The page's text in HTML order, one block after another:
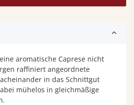
aromatische Caprese nicht
raffiniert angeordnete
in das Schnittgut
mühelos in gleichmäßige